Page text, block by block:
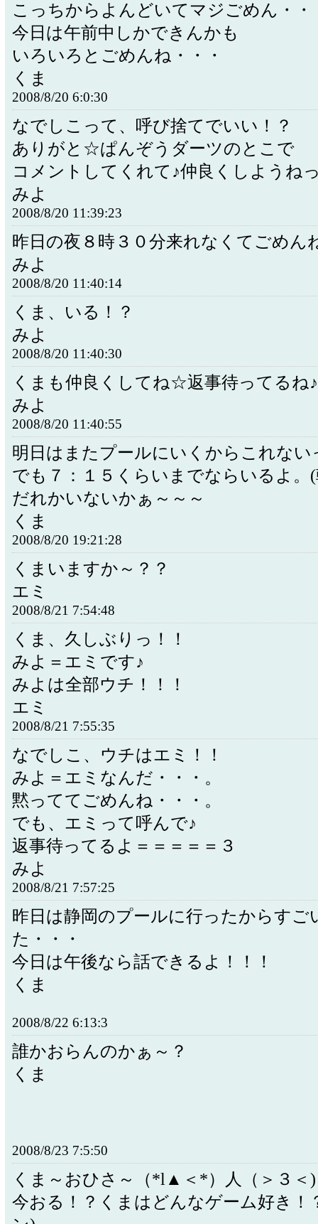
こっちからよんどいてマジごめん・・
今日は午前中しかできんかも
いろいろとごめんね・・・
くま
2008/8/20 6:0:30
なでしこって、呼び捨てでいい！？
ありがと☆ぱんぞうダーツのとこで
コメントしてくれて♪仲良くしようね
みよ
2008/8/20 11:39:23
昨日の夜８時３０分来れなくてごめん
みよ
2008/8/20 11:40:14
くま、いる！？
みよ
2008/8/20 11:40:30
くまも仲良くしてね☆返事待ってるね♪
みよ
2008/8/20 11:40:55
明日はまたプールにいくからこれない
でも７：１５くらいまでならいるよ。
だれかいないかぁ～～～
くま
2008/8/20 19:21:28
くまいますか～？？
エミ
2008/8/21 7:54:48
くま、久しぶりっ！！
みよ＝エミです♪
みよは全部ウチ！！！
エミ
2008/8/21 7:55:35
なでしこ、ウチはエミ！！
みよ＝エミなんだ・・・。
黙っててごめんね・・・。
でも、エミって呼んで♪
返事待ってるよ＝＝＝＝＝３
みよ
2008/8/21 7:57:25
昨日は静岡のプールに行ったからすご
た・・・
今日は午後なら話できるよ！！！
くま
2008/8/22 6:13:3
誰かおらんのかぁ～？
くま
2008/8/23 7:5:50
くま～おひさ～（*l▲＜*）人（＞３＜
今おる！？くまはどんなゲーム好き！